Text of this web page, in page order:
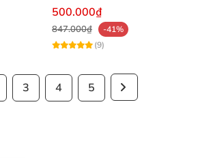
Hiệu Quả
500.000₫
847.000₫
-41%
(9)
3 4 5